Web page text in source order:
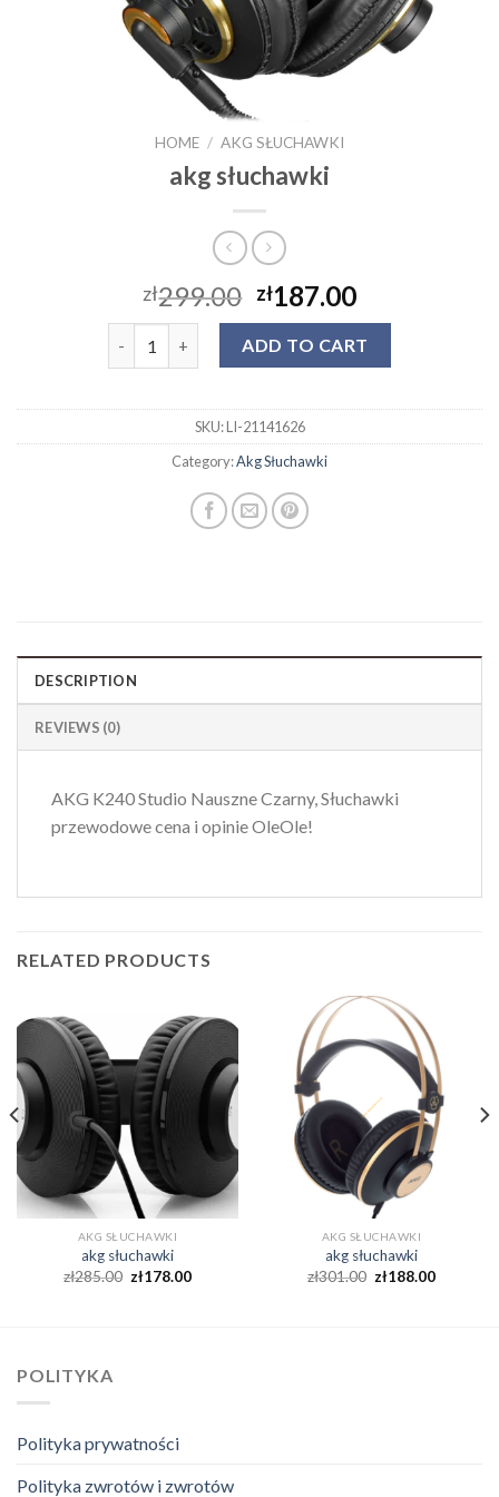
HOME / AKG SŁUCHAWKI
akg słuchawki
zł299.00 zł187.00
akg słuchawki quantityADD TO CART
SKU:LI-21141626
Category:Akg Słuchawki
DESCRIPTION
REVIEWS (0)
AKG K240 Studio Nauszne Czarny, Słuchawki
przewodowe cena i opinie OleOle!
RELATED PRODUCTS
AKG SŁUCHAWKI
akg słuchawki
zł285.00 zł178.00
AKG SŁUCHAWKI
akg słuchawki
zł301.00 zł188.00
POLITYKA
Polityka prywatności
Polityka zwrotów i zwrotów